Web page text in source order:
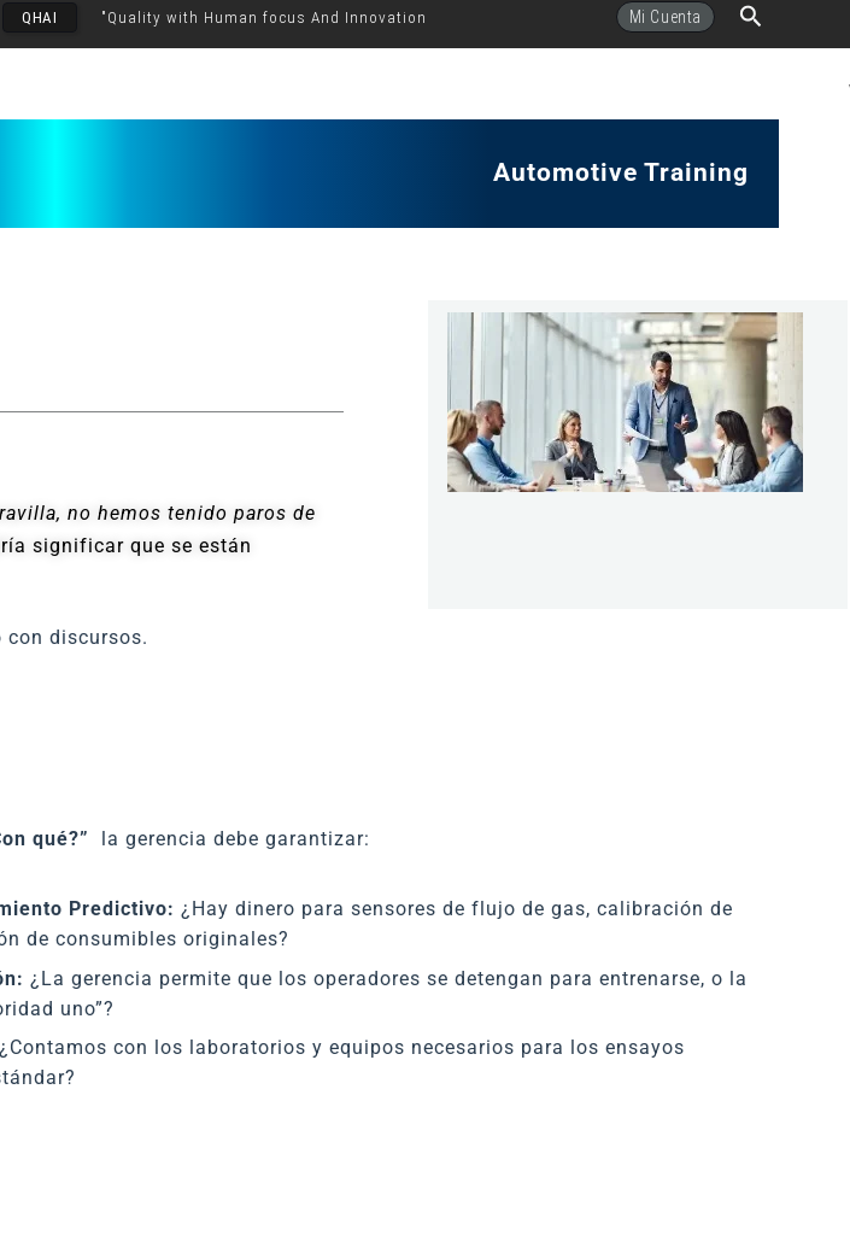
QHAI "Quality with Human focus And Innovation Mi Cuenta Buscar
Automotive Training
no hemos tenido paros de
significar que se están
con discursos.
qué?” la gerencia debe garantizar:
Predictivo: ¿Hay dinero para sensores de flujo de gas, calibración de
de consumibles originales?
¿La gerencia permite que los operadores se detengan para entrenarse, o la
uno”?
¿Contamos con los laboratorios y equipos necesarios para los ensayos